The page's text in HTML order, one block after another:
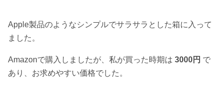
Apple製品のようなシンプルでサラサラとした箱に入って
ました。
Amazonで購入しましたが、私が買った時期は 3000円 で
あり、お求めやすい価格でした。